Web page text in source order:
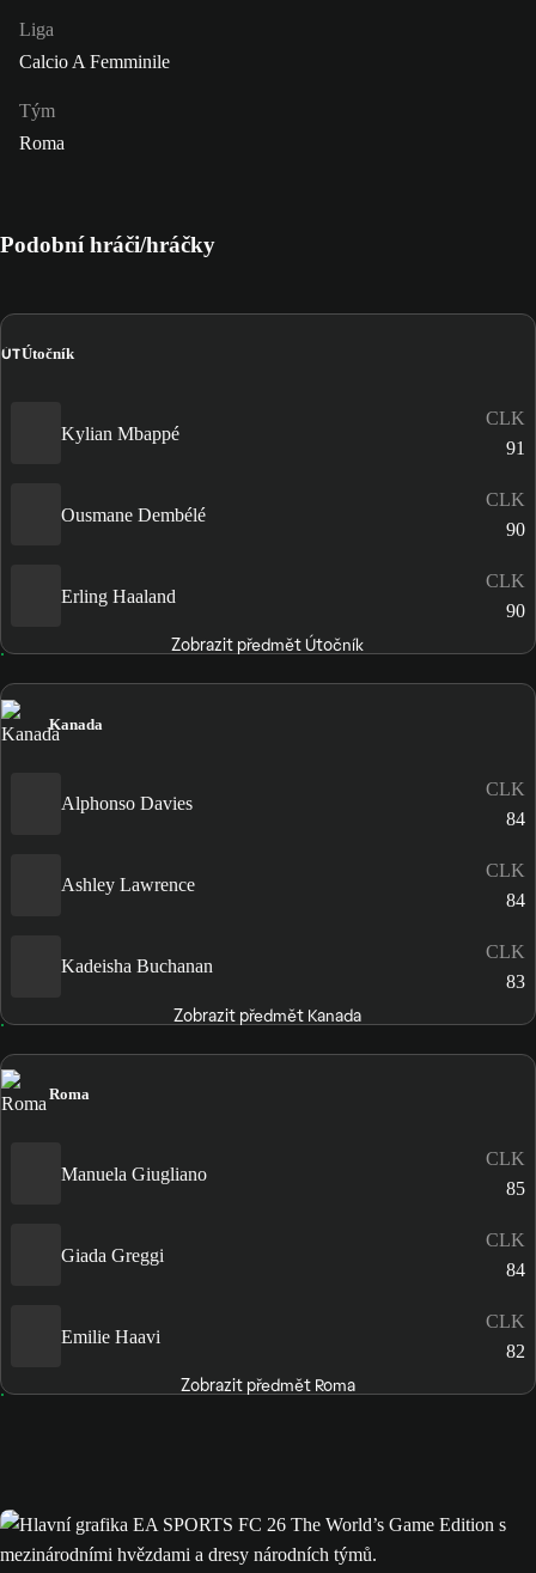
Liga
Calcio A Femminile
Tým
Roma
Podobní hráči/hráčky
ÚTÚtočník
Kylian Mbappé
CLK
91
Ousmane Dembélé
CLK
90
Erling Haaland
CLK
90
Zobrazit předmět Útočník
Kanada
Alphonso Davies
CLK
84
Ashley Lawrence
CLK
84
Kadeisha Buchanan
CLK
83
Zobrazit předmět Kanada
Roma
Manuela Giugliano
CLK
85
Giada Greggi
CLK
84
Emilie Haavi
CLK
82
Zobrazit předmět Roma